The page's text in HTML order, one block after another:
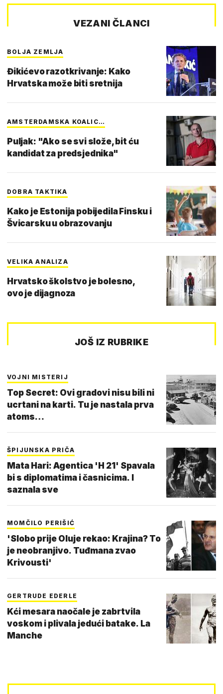
VEZANI ČLANCI
BOLJA ZEMLJA
Đikićevo razotkrivanje: Kako
Hrvatska može biti sretnija
AMSTERDAMSKA KOALIC…
Puljak: "Ako se svi slože, bit ću
kandidat za predsjednika"
DOBRA TAKTIKA
Kako je Estonija pobijedila Finsku i
Švicarsku u obrazovanju
VELIKA ANALIZA
Hrvatsko školstvo je bolesno,
ovo je dijagnoza
JOŠ IZ RUBRIKE
VOJNI MISTERIJ
Top Secret: Ovi gradovi nisu bili ni
ucrtani na karti. Tu je nastala prva
atoms…
ŠPIJUNSKA PRIČA
Mata Hari: Agentica 'H 21' Spavala
bi s diplomatima i časnicima. I
saznala sve
MOMČILO PERIŠIĆ
'Slobo prije Oluje rekao: Krajina? To
je neobranjivo. Tuđmana zvao
Krivousti'
GERTRUDE EDERLE
Kći mesara naočale je zabrtvila
voskom i plivala jedući batake. La
Manche